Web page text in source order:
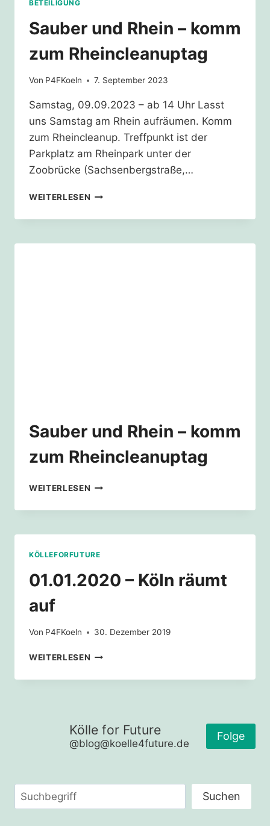
BETEILIGUNG
Sauber und Rhein – komm
zum Rheincleanuptag
Von P4FKoeln 7. September 2023
Samstag, 09.09.2023 – ab 14 Uhr Lasst
uns Samstag am Rhein aufräumen. Komm
zum Rheincleanup. Treffpunkt ist der
Parkplatz am Rheinpark unter der
Zoobrücke (Sachsenbergstraße,…
WEITERLESEN SAUBER
RHEIN
KOMM
Sauber und Rhein – komm
zum Rheincleanuptag
WEITERLESEN SAUBER
RHEIN
KOMM
KÖLLEFORFUTURE
01.01.2020 – Köln räumt
auf
Von P4FKoeln 30. Dezember 2019
WEITERLESEN 01.01.2020
KÖLN
Kölle for Future
@blog@koelle4future.de
Folge
Suchen Suchen